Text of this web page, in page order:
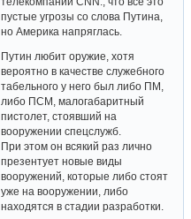
пустые угрозы со слова Путина,
но Америка напряглась.
Путин любит оружие, хотя
вероятно в качестве служебного
табельного у него был либо ПМ,
либо ПСМ, малогабаритный
пистолет, стоявший на
вооружении спецслужб.
При этом он всякий раз лично
презентует новые виды
вооружений, которые либо стоят
уже на вооружении, либо
находятся в стадии разработки.